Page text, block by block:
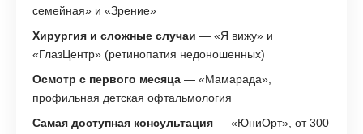
семейная» и «Зрение»
Хирургия и сложные случаи — «Я вижу» и
«ГлазЦентр» (ретинопатия недоношенных)
Осмотр с первого месяца — «Мамарада»,
профильная детская офтальмология
Самая доступная консультация — «ЮниОрт», от 300